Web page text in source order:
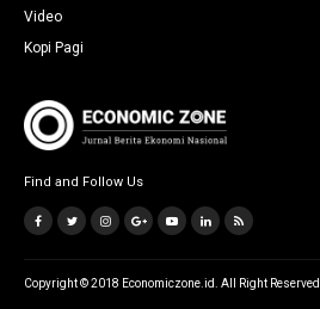
Video
Kopi Pagi
Find and Follow Us
Copyright © 2018 Economiczone.id. All Right Reserved